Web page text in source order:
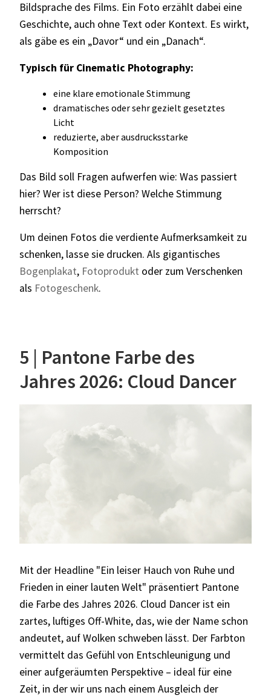
Bildsprache des Films. Ein Foto erzählt dabei eine
Geschichte, auch ohne Text oder Kontext. Es wirkt,
als gäbe es ein „Davor“ und ein „Danach“.
Typisch für Cinematic Photography:
eine klare emotionale Stimmung
dramatisches oder sehr gezielt gesetztes
Licht
reduzierte, aber ausdrucksstarke
Komposition
Das Bild soll Fragen aufwerfen wie: Was passiert
hier? Wer ist diese Person? Welche Stimmung
herrscht?
Um deinen Fotos die verdiente Aufmerksamkeit zu
schenken, lasse sie drucken. Als gigantisches
Bogenplakat, Fotoprodukt oder zum Verschenken
als Fotogeschenk.
5 | Pantone Farbe des
Jahres 2026: Cloud Dancer
Mit der Headline "Ein leiser Hauch von Ruhe und
Frieden in einer lauten Welt" präsentiert Pantone
die Farbe des Jahres 2026. Cloud Dancer ist ein
zartes, luftiges Off‑White, das, wie der Name schon
andeutet, auf Wolken schweben lässt. Der Farbton
vermittelt das Gefühl von Entschleunigung und
einer aufgeräumten Perspektive – ideal für eine
Zeit, in der wir uns nach einem Ausgleich der